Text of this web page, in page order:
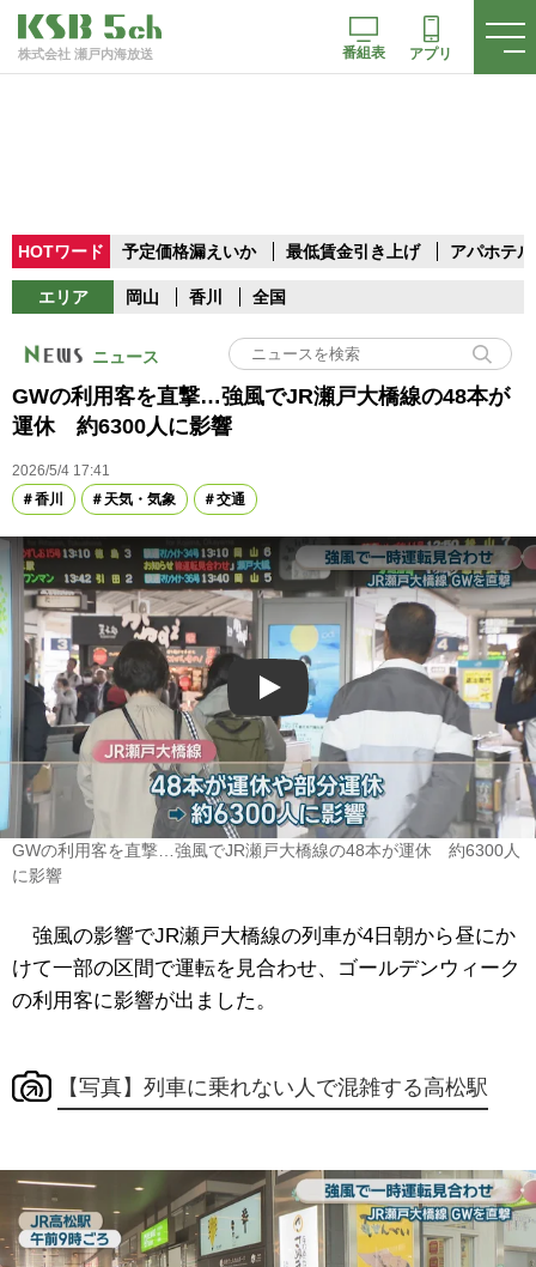
株式会社 瀬戸内海放送 番組表 アプリ
HOTワード 予定価格漏えいか 最低賃金引き上げ アパホテル
エリア 岡山 香川 全国
ニュース
GWの利用客を直撃…強風でJR瀬戸大橋線の48本が
運休 約6300人に影響
2026/5/4 17:41
香川
天気・気象 交通
Play
GWの利用客を直撃…強風でJR瀬戸大橋線の48本が運休 約6300人
に影響
強風の影響でJR瀬戸大橋線の列車が4日朝から昼にか
けて一部の区間で運転を見合わせ、ゴールデンウィーク
の利用客に影響が出ました。
【写真】列車に乗れない人で混雑する高松駅